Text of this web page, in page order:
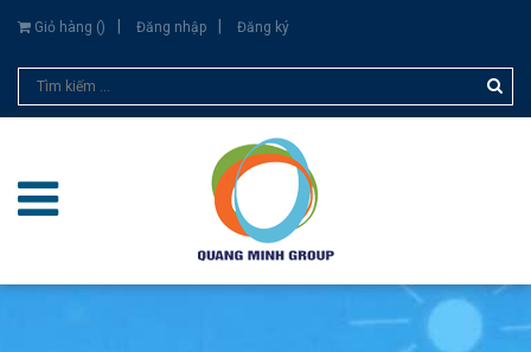
Giỏ hàng () Đăng nhập Đăng ký